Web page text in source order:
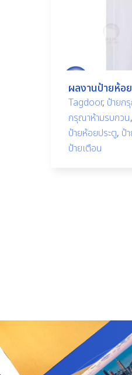
ผลงานป้ายห้อ
Tagdoor, ป้ายก
กรุณาห้ามรบกวน,
ป้ายห้อยประตู, ป้
ป้ายเตือน